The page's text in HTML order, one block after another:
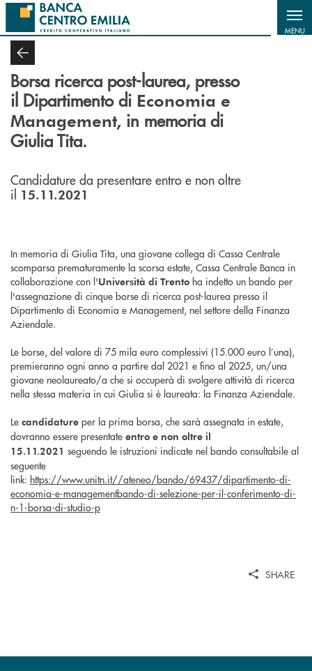
Salta al contenuto principale
MENU
Borsa ricerca post-laurea, presso
il Dipartimento di Economia e
Management, in memoria di
Giulia Tita.
Candidature da presentare entro e non oltre
il 15.11.2021
In memoria di Giulia Tita, una giovane collega di Cassa Centrale
scomparsa prematuramente la scorsa estate, Cassa Centrale Banca in
collaborazione con l'Università di Trento ha indetto un bando per
l'assegnazione di cinque borse di ricerca post-laurea presso il
Dipartimento di Economia e Management, nel settore della Finanza
Aziendale.
Le borse, del valore di 75 mila euro complessivi (15.000 euro l’una),
premieranno ogni anno a partire dal 2021 e fino al 2025, un/una
giovane neolaureato/a che si occuperà di svolgere attività di ricerca
nella stessa materia in cui Giulia si è laureata: la Finanza Aziendale.
Le candidature per la prima borsa, che sarà assegnata in estate,
dovranno essere presentate entro e non oltre il
15.11.2021 seguendo le istruzioni indicate nel bando consultabile al
seguente
link: https://www.unitn.it//ateneo/bando/69437/dipartimento-di-
economia-e-managementbando-di-selezione-per-il-conferimento-di-
n-1-borsa-di-studio-p
SHARE